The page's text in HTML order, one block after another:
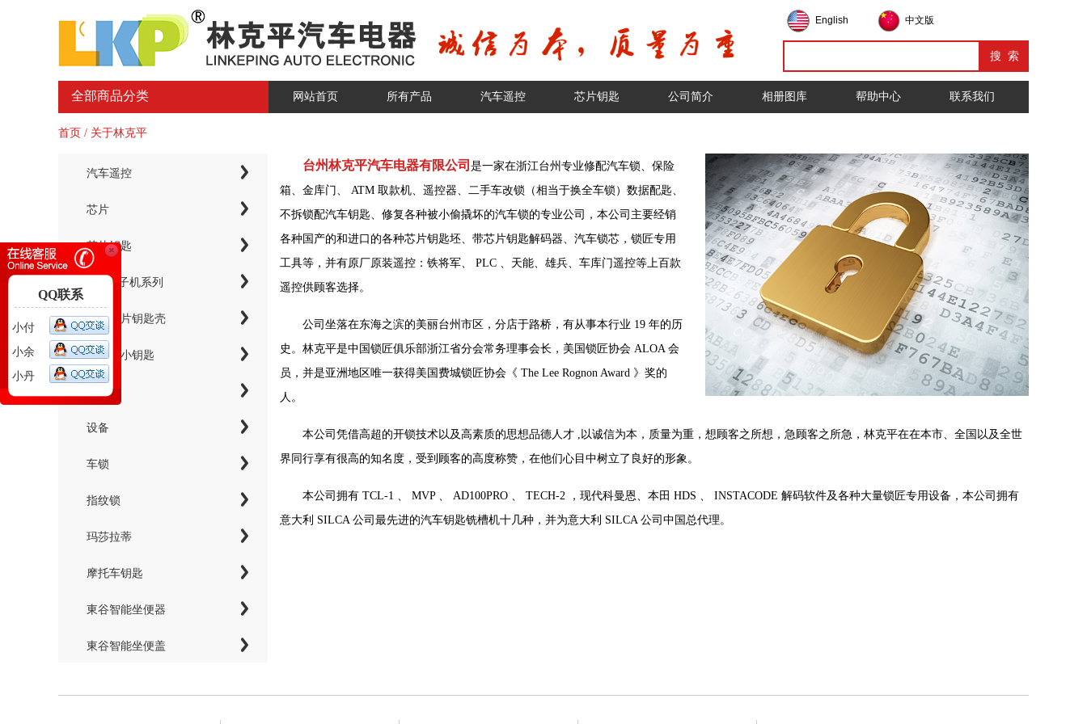
English 中文版
全部商品分类 网站首页 所有产品 汽车遥控 芯片钥匙 公司简介 相册图库 帮助中心 联系我们
首页 / 关于林克平
汽车遥控
芯片
芯片钥匙
KYDZ子机系列
电子芯片钥匙壳
智能卡小钥匙
设备
车锁
指纹锁
玛莎拉蒂
摩托车钥匙
東谷智能坐便器
東谷智能坐便盖
台州林克平汽车电器有限公司 是一家在浙江台州专业修配汽车锁、保险
箱、金库门、 ATM 取款机、遥控器、二手车改锁（相当于换全车锁）数据配匙、
不拆锁配汽车钥匙、修复各种被小偷撬坏的汽车锁的专业公司，本公司主要经销
各种国产的和进口的各种芯片钥匙坯、带芯片钥匙解码器、汽车锁芯，锁匠专用
工具等，并有原厂原装遥控：铁将军、 PLC 、天能、雄兵、车库门遥控等上百款
遥控供顾客选择。
公司坐落在东海之滨的美丽台州市区，分店于路桥，有从事本行业 19 年的历
史。林克平是中国锁匠俱乐部浙江省分会常务理事会长，美国锁匠协会 ALOA 会
员，并是亚洲地区唯一获得美国费城锁匠协会《 The Lee Rognon Award 》奖的
人。
本公司凭借高超的开锁技术以及高素质的思想品德人才 ,以诚信为本，质量为重，想顾客之所想，急顾客之所急，林克平在在本市、全国以及全世
界同行享有很高的知名度，受到顾客的高度称赞，在他们心目中树立了良好的形象。
本公司拥有 TCL-1 、 MVP 、 AD100PRO 、 TECH-2 ，现代科曼恩、本田 HDS 、 INSTACODE 解码软件及各种大量锁匠专用设备，本公司拥有
意大利 SILCA 公司最先进的汽车钥匙铣槽机十几种，并为意大利 SILCA 公司中国总代理。
QQ联系
小付
小余
小丹